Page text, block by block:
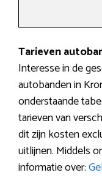
Tarieven
Interesse in de
autobanden in
onderstaande
tarieven van
dit zijn kosten
uitlijnen. Middels
informatie over: